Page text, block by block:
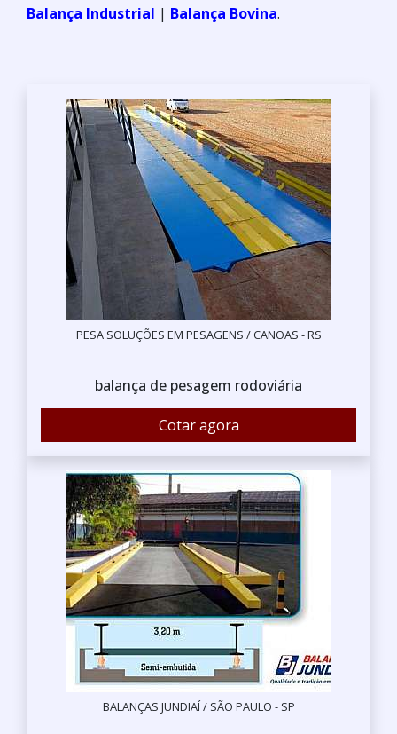
Balança Industrial | Balança Bovina.
PESA SOLUÇÕES EM PESAGENS / CANOAS - RS
balança de pesagem rodoviária
Cotar agora
BALANÇAS JUNDIAÍ / SÃO PAULO - SP